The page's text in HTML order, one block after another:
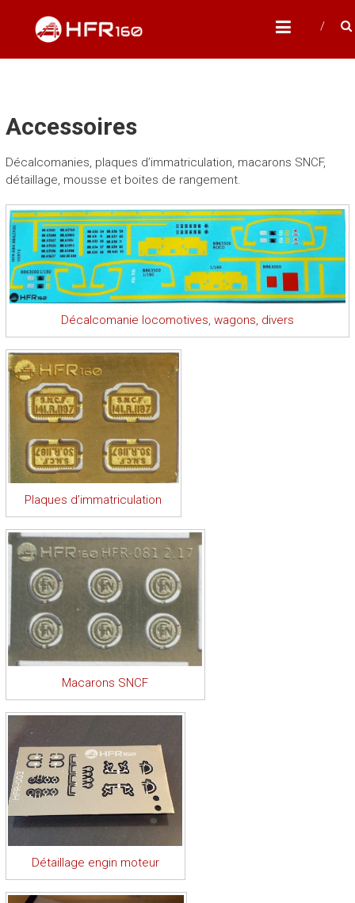
content
HFR160
Modélisme ferroviaire à l'échelle N
Accessoires
Décalcomanies, plaques d’immatriculation, macarons SNCF,
détaillage, mousse et boites de rangement.
Décalcomanie locomotives, wagons, divers
Plaques d’immatriculation
Macarons SNCF
Détaillage engin moteur